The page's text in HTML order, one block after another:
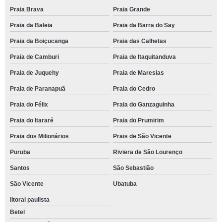
tenda eventos externos cotar Extrema
valor de tenda para eventos Monte verde
valor de tenda para eventos Artur Nogueira
preço de tenda eventos externos Itapira
tenda galpão para eventos valor Itupeva
locação de tenda de eventos Inconfidentes
locação de tenda grande para eventos Nova Odessa
tenda transparente para eventos cotar Itapira
locação de tenda para eventos 10x10 Serra Negra
preço de tenda para eventos locação Monte Sião
tenda gigante para eventos Praia do Prumirim
tenda gigante para eventos valor São Sebastião
Praia Brava Praia Grande
Praia da Baleia Praia da Barra do Say
Praia da Boiçucanga Praia das Calhetas
Praia de Camburi Praia de Itaquitanduva
Praia de Juquehy Praia de Maresias
Praia de Paranapuã Praia do Cedro
Praia do Félix Praia do Ganzaguinha
Praia do Itararé Praia do Prumirim
Praia dos Milionários Prais de São Vicente
Puruba Riviera de São Lourenço
Santos São Sebastião
São Vicente Ubatuba
litoral paulista
Betel